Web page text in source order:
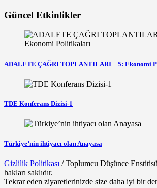
Güncel Etkinlikler
ADALETE ÇAĞRI TOPLANTILARI – 5: Ekonomi
TDE Konferans Dizisi-1
Türkiye’nin ihtiyacı olan Anayasa
Gizlilik Politikası / Toplumcu Düşünce
hakları saklıdır.
Tekrar eden ziyaretlerinizde size daha iyi bir